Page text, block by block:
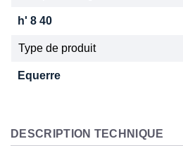
h' 8 40
Type de produit
Equerre
DESCRIPTION TECHNIQUE